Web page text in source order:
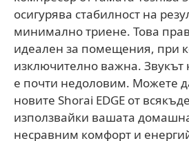
осигурява стабилност на
минимално триене. Това
идеален за помещения, при
изключително важна.
е почти недоловим. Можете
новите Shorai EDGE от
използвайки вашата
несравним комфорт и